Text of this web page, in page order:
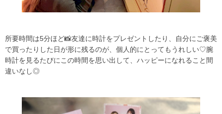
所要時間は5分ほど📸友達に時計をプレゼントしたり、自分にご褒美
で買ったりした日が形に残るのが、個人的にとってもうれしい♡腕
時計を見るたびにこの時間を思い出して、ハッピーになれること間
違いなし◎